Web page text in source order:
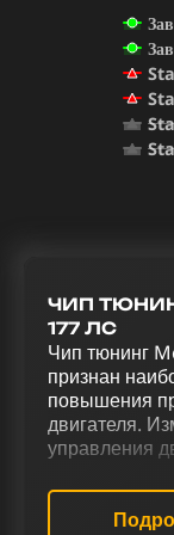
ЧИП
177 ЛС
Чип тюнинг
признан
повышения
двигателя.
управления
автомобиля.
Mercedes